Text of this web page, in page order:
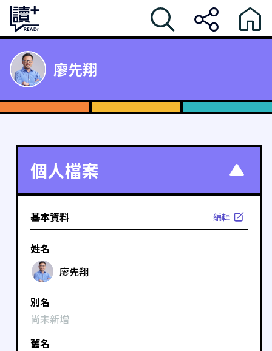
廖先翔
個人檔案
基本資料 編輯
姓名
廖先翔
別名
尚未新增
舊名